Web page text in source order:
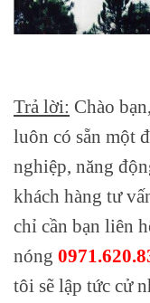
Trả lời: Chào
luôn có sẵn một
nghiệp, năng
khách hàng tư
chỉ cần bạn liên
nóng
tôi sẽ lập tức cử